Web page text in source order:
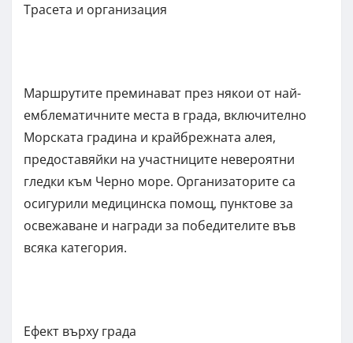
Трасета и организация
Маршрутите преминават през някои от най-
емблематичните места в града, включително
Морската градина и крайбрежната алея,
предоставяйки на участниците невероятни
гледки към Черно море. Организаторите са
осигурили медицинска помощ, пунктове за
освежаване и награди за победителите във
всяка категория.
Ефект върху града